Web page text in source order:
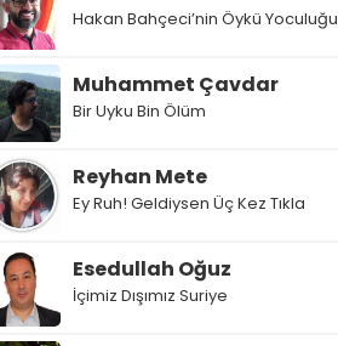
Hakan Bahçeci’nin Öykü Yoculuğu
Muhammet Çavdar
Bir Uyku Bin Ölüm
Reyhan Mete
Ey Ruh! Geldiysen Üç Kez Tıkla
Esedullah Oğuz
İçimiz Dışımız Suriye